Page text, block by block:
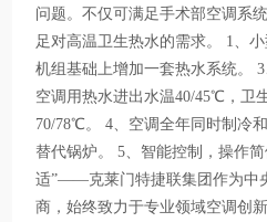
问题。不仅可满足手术部空调系
足对高温卫生热水的需求。 1、
机组基础上增加一套热水系统。
空调用热水进出水温40/45℃，卫
70/78℃。 4、空调全年同时制冷
替代锅炉。 5、智能控制，操作
适”——克莱门特捷联集团作为中
商，始终致力于专业领域空调创